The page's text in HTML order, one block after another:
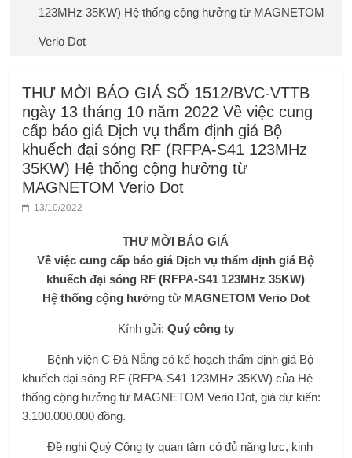
123MHz 35KW) Hệ thống cộng hưởng từ MAGNETOM
Verio Dot
THƯ MỜI BÁO GIÁ SỐ 1512/BVC-VTTB
ngày 13 tháng 10 năm 2022 Về việc cung
cấp báo giá Dịch vụ thẩm định giá Bộ
khuếch đại sóng RF (RFPA-S41 123MHz
35KW) Hệ thống cộng hưởng từ
MAGNETOM Verio Dot
13/10/2022
THƯ MỜI BÁO GIÁ
Về việc cung cấp báo giá Dịch vụ thẩm định giá Bộ
khuếch đại sóng RF (RFPA-S41 123MHz 35KW)
Hệ thống cộng hưởng từ MAGNETOM Verio Dot
Kính gửi: Quý công ty
Bệnh viện C Đà Nẵng có kế hoạch thẩm định giá Bộ
khuếch đại sóng RF (RFPA-S41 123MHz 35KW) của Hệ
thống cộng hưởng từ MAGNETOM Verio Dot, giá dự kiến:
3.100.000.000 đồng.
Đề nghị Quý Công ty quan tâm có đủ năng lực, kinh